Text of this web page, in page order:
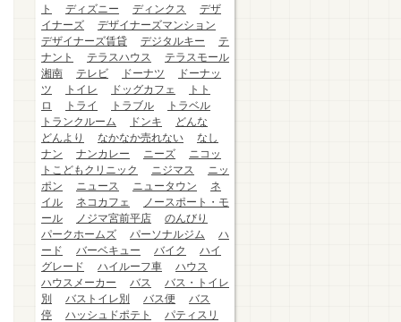
ト
ディズニー ディンクス
デザ
イナーズ
デザイナーズマンション
デザイナーズ賃貸
デジタルキー
テ
ナント
テラスハウス
テラスモール
湘南
テレビ ドーナツ
ドーナッ
ツ
トイレ ドッグカフェ
トト
ロ
トライ トラブル
トラベル
トランクルーム
ドンキ
どんな
どんより
なかなか売れない
なし
ナン
ナンカレー ニーズ
ニコッ
トこどもクリニック
ニジマス
ニッ
ポン
ニュース ニュータウン
ネ
イル
ネコカフェ
ノースポート・モ
ール
ノジマ宮前平店
のんびり
パークホームズ
パーソナルジム
ハ
ード
バーベキュー バイク
ハイ
グレード
ハイルーフ車
ハウス
ハウスメーカー
バス
バス・トイレ
別
バストイレ別 バス便
バス
停
ハッシュドポテト
パティスリ